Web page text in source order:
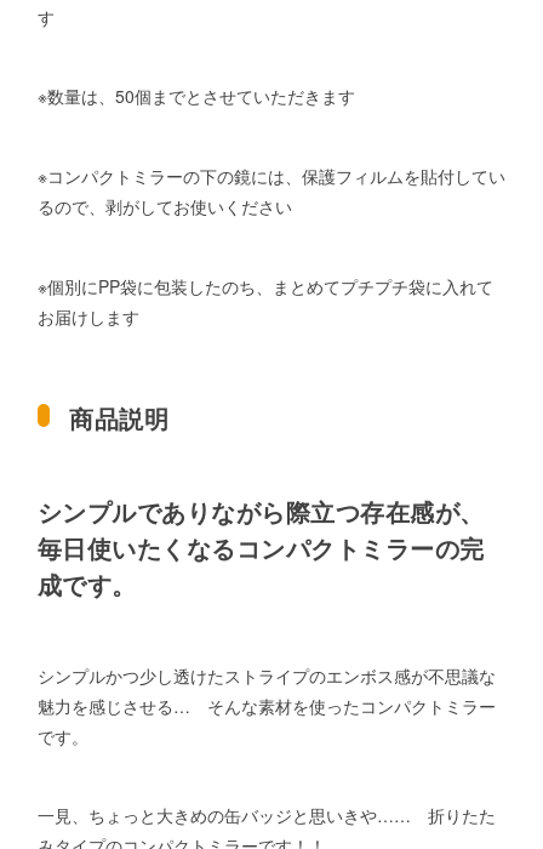
す
※数量は、50個までとさせていただきます
※コンパクトミラーの下の鏡には、保護フィルムを貼付してい
るので、剥がしてお使いください
※個別にPP袋に包装したのち、まとめてプチプチ袋に入れて
お届けします
商品説明
シンプルでありながら際立つ存在感が、
毎日使いたくなるコンパクトミラーの完
成です。
シンプルかつ少し透けたストライプのエンボス感が不思議な
魅力を感じさせる… そんな素材を使ったコンパクトミラー
です。
一見、ちょっと大きめの缶バッジと思いきや…… 折りたた